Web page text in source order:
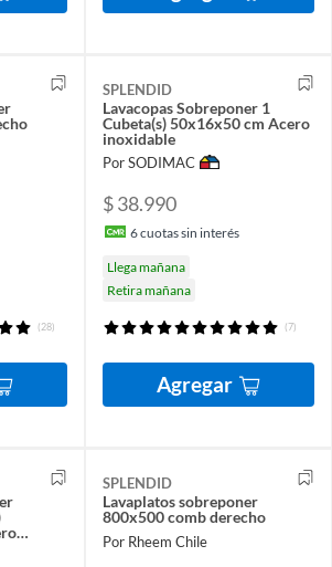
(28)
SPLENDID
Lavacopas Sobreponer 1
Cubeta(s) 50x16x50 cm Acero
inoxidable
Por SODIMAC
$ 38.990
6cuotas sin interés
Llega mañana
Retira mañana
(7)
Agregar
SPLENDID
Lavaplatos sobreponer
800x500 comb derecho
Por Rheem Chile